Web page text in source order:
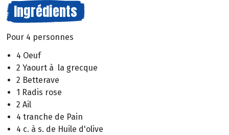
Ingrédients
Pour 4 personnes
4 Oeuf
2 Yaourt à la grecque
2 Betterave
1 Radis rose
2 Ail
4 tranche de Pain
4 c. à s. de Huile d'olive